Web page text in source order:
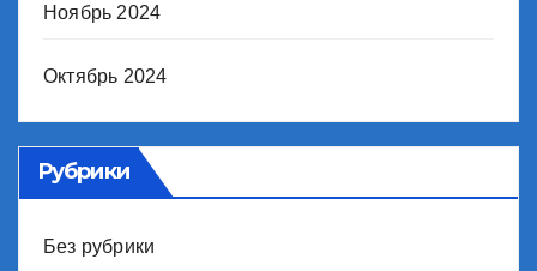
Ноябрь 2024
Октябрь 2024
Рубрики
Без рубрики